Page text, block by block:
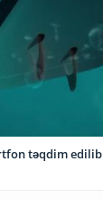
təqdim edilib